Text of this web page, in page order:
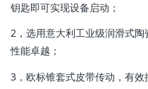
钥匙即可实现设备启动；
2，选用意大利工业级润滑式陶
性能卓越；
3，欧标锥套式皮带传动，有效